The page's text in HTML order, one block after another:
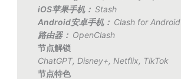
iOS苹果手机：Stash
Android安卓手机： Clash for Android
路由器： OpenClash
节点解锁
ChatGPT, Disney+, Netflix, TikTok
节点特色